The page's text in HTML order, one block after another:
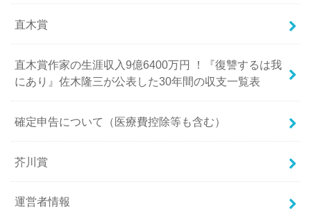
直木賞
直木賞作家の生涯収入9億6400万円 ！『復讐するは我
にあり』佐木隆三が公表した30年間の収支一覧表
確定申告について（医療費控除等も含む）
芥川賞
運営者情報